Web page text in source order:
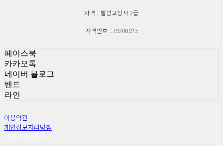
자격 : 발성교정사 2급
자격번호 : 19200023
페이스북
카카오톡
네이버 블로그
밴드
라인
이용약관
개인정보처리방침